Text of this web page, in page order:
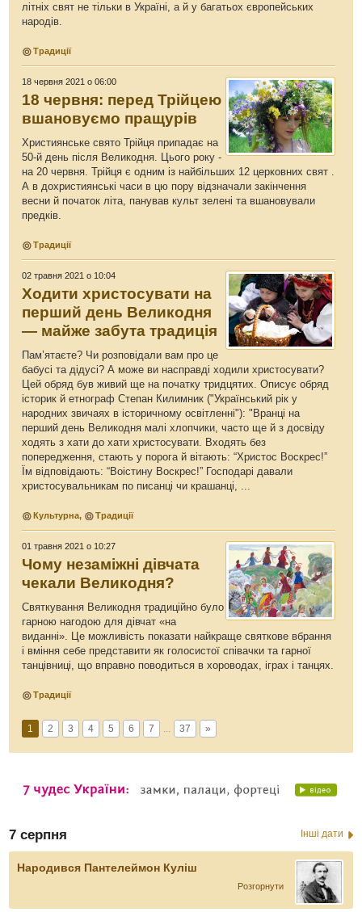
літніх свят не тільки в Україні, а й у багатьох європейських
народів.
Традиції
18 червня 2021 о 06:00
18 червня: перед Трійцею
вшановуємо пращурів
Християнське свято Трійця припадає на
50-й день після Великодня. Цього року -
на 20 червня. Трійця є одним із найбільших 12 церковних свят .
А в дохристиянські часи в цю пору відзначали закінчення
весни й початок літа, панував культ зелені та вшановували
предків.
Традиції
02 травня 2021 о 10:04
Ходити христосувати на
перший день Великодня
— майже забута традиція
Пам’ятаєте? Чи розповідали вам про це
бабусі та дідусі? А може ви насправді ходили христосувати?
Цей обряд був живий ще на початку тридцятих. Описує обряд
історик й етнограф Степан Килимник ("Український рік у
народних звичаях в історичному освітленні"): "Вранці на
перший день Великодня малі хлопчики, часто ще й з досвіду
ходять з хати до хати христосувати. Входять без
попередження, стають у порога й вітають: “Христос Воскрес!”
Їм відповідають: “Воістину Воскрес!” Господарі давали
христосувальникам по писанці чи крашанці, ...
Культурна, Традиції
01 травня 2021 о 10:27
Чому незаміжні дівчата
чекали Великодня?
Святкування Великодня традиційно було
гарною нагодою для дівчат «на
виданні». Це можливість показати найкраще святкове вбрання
і вміння себе представити як голосистої співачки та гарної
танцівниці, що вправно поводиться в хороводах, іграх і танцях.
Традиції
1 2 3 4 5 6 7 ... 37 »
7 серпня Інші дати
Народився Пантелеймон Куліш
Розгорнути